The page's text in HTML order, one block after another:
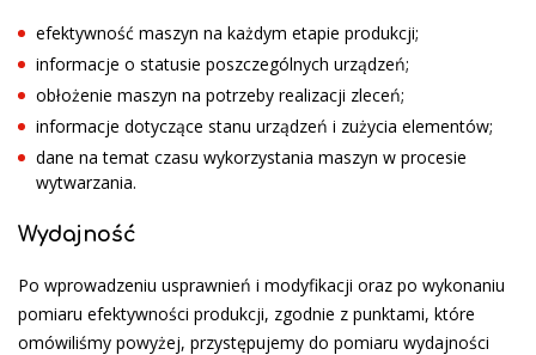
efektywność maszyn na każdym eta­pie produkcji;
informacje o statusie poszczególnych urządzeń;
obłożenie maszyn na potrzeby realiza­cji zleceń;
informacje dotyczące stanu urządzeń i zużycia elementów;
dane na temat czasu wykorzystania maszyn w procesie
wytwarzania.
Wydajność
Po wprowadzeniu usprawnień i modyfikacji oraz po wykonaniu
pomiaru efektywności produkcji, zgodnie z punktami, które
omówiliśmy powyżej, przystępujemy do pomiaru wydajności